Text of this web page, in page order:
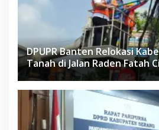
DPUPR Banten Relokasi
Tanah di Jalan Raden Fatah